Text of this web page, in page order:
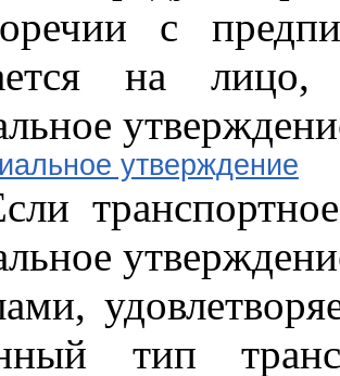
с
на
утверждение
тип